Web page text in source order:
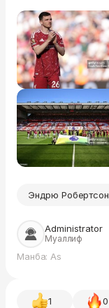
Эндрю Робертсон
Administrator
Муаллиф
Манба: As
1 0